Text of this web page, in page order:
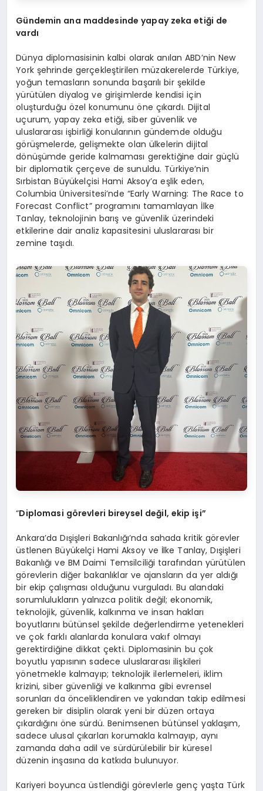
Gündemin ana maddesinde yapay zeka etiği de
vardı
Dünya diplomasisinin kalbi olarak anılan ABD’nin New
York şehrinde gerçekleştirilen müzakerelerde Türkiye,
yoğun temasların sonunda başarılı bir şekilde
yürütülen diyalog ve girişimlerde kendisi için
oluşturduğu özel konumunu öne çıkardı. Dijital
uçurum, yapay zeka etiği, siber güvenlik ve
uluslararası işbirliği konularının gündemde olduğu
görüşmelerde, gelişmekte olan ülkelerin dijital
dönüşümde geride kalmaması gerektiğine dair güçlü
bir diplomatik çerçeve de sunuldu. Türkiye’nin
Sırbistan Büyükelçisi Hami Aksoy’a eşlik eden,
Columbia Üniversitesi’nde “Early Warning: The Race to
Forecast Conflict” programını tamamlayan İlke
Tanlay, teknolojinin barış ve güvenlik üzerindeki
etkilerine dair analiz kapasitesini uluslararası bir
zemine taşıdı.
“Diplomasi görevleri bireysel değil, ekip işi”
Ankara’da Dışişleri Bakanlığı’nda sahada kritik görevler
üstlenen Büyükelçi Hami Aksoy ve İlke Tanlay, Dışişleri
Bakanlığı ve BM Daimi Temsilciliği tarafından yürütülen
görevlerin diğer bakanlıklar ve ajansların da yer aldığı
bir ekip çalışması olduğunu vurguladı. Bu alandaki
sorumlulukların yalnızca politik değil; ekonomik,
teknolojik, güvenlik, kalkınma ve insan hakları
boyutlarını bütünsel şekilde değerlendirme yetenekleri
ve çok farklı alanlarda konulara vakıf olmayı
gerektirdiğine dikkat çekti. Diplomasinin bu çok
boyutlu yapısının sadece uluslararası ilişkileri
yönetmekle kalmayıp; teknolojik ilerlemeleri, iklim
krizini, siber güvenliği ve kalkınma gibi evrensel
sorunları da önceliklendiren ve yakından takip edilmesi
gereken bir disiplin olarak yeni bir düzen ortaya
çıkardığını öne sürdü. Benimsenen bütünsel yaklaşım,
sadece ulusal çıkarları korumakla kalmayıp, aynı
zamanda daha adil ve sürdürülebilir bir küresel
düzenin inşasına da katkıda bulunuyor.
Kariyeri boyunca üstlendiği görevlerle genç yaşta Türk